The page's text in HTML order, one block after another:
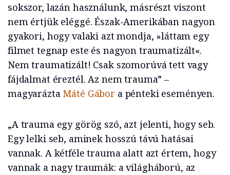
sokszor, lazán használunk, másrészt viszont
nem értjük eléggé. Észak-Amerikában nagyon
gyakori, hogy valaki azt mondja, »láttam egy
filmet tegnap este és nagyon traumatizált«.
Nem traumatizált! Csak szomorúvá tett vagy
fájdalmat éreztél. Az nem trauma” –
magyarázta Máté Gábor a pénteki eseményen.
„A trauma egy görög szó, azt jelenti, hogy seb.
Egy lelki seb, aminek hosszú távú hatásai
vannak. A kétféle trauma alatt azt értem, hogy
vannak a nagy traumák: a világháború, az